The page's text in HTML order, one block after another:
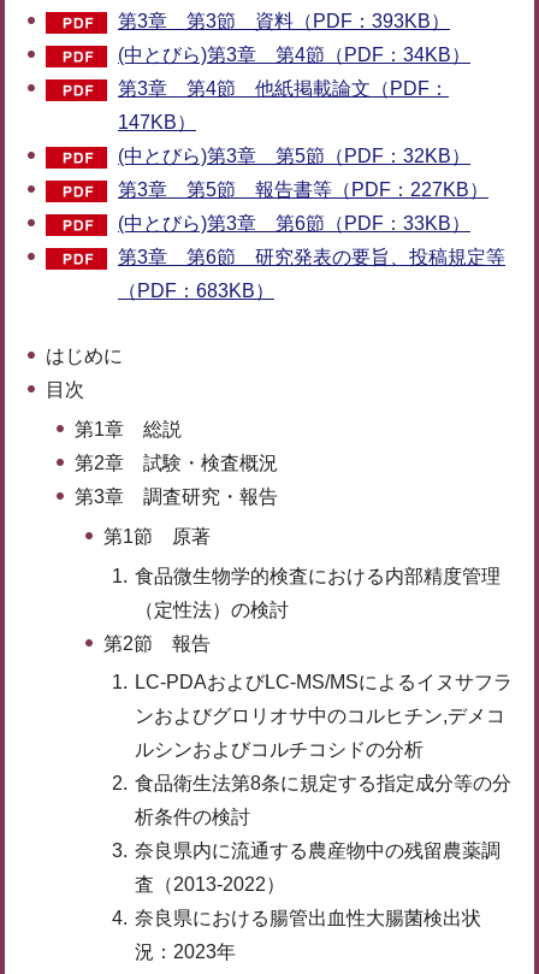
第3章 第3節 資料（PDF：393KB）
(中とびら)第3章 第4節（PDF：34KB）
第3章 第4節 他紙掲載論文（PDF：
147KB）
(中とびら)第3章 第5節（PDF：32KB）
第3章 第5節 報告書等（PDF：227KB）
(中とびら)第3章 第6節（PDF：33KB）
第3章 第6節 研究発表の要旨、投稿規定等
（PDF：683KB）
はじめに
目次
第1章 総説
第2章 試験・検査概況
第3章 調査研究・報告
第1節 原著
食品微生物学的検査における内部精度管理
（定性法）の検討
第2節 報告
LC-PDAおよびLC-MS/MSによるイヌサフラ
ンおよびグロリオサ中のコルヒチン,デメコ
ルシンおよびコルチコシドの分析
食品衛生法第8条に規定する指定成分等の分
析条件の検討
奈良県内に流通する農産物中の残留農薬調
査（2013-2022）
奈良県における腸管出血性大腸菌検出状
況：2023年